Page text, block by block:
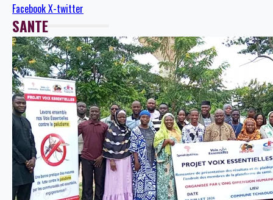
FacebookX-twitter
SANTE